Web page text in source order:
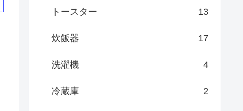
トースター 13
炊飯器 17
洗濯機 4
冷蔵庫 2